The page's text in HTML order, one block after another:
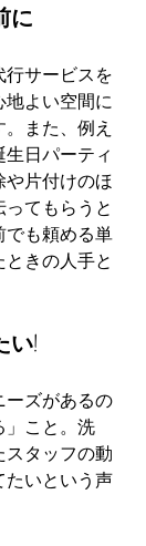
に
行サービスを
よい空間に
また、例え
日パーティ
や片付けのほ
てもらうと
でも頼める単
きの人手と
い!
ーズがあるの
」こと。洗
スタッフの動
たいという声